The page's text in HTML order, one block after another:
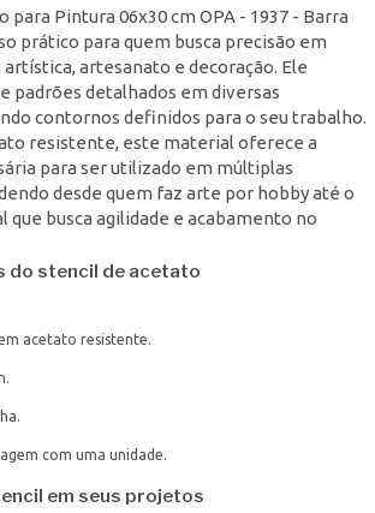
para Pintura 06x30 cm OPA - 1937 - Barra
prático para quem busca precisão em
artesanato e decoração. Ele
padrões detalhados em diversas
contornos definidos para o seu trabalho.
resistente, este material oferece a
para ser utilizado em múltiplas
desde quem faz arte por hobby até o
busca agilidade e acabamento no
do stencil de acetato
acetato resistente.
com uma unidade.
em seus projetos